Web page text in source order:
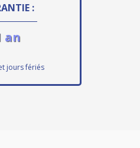
:
an
jours fériés